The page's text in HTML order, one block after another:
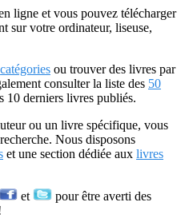
ligne et vous pouvez télécharger
sur votre ordinateur, liseuse,
catégories ou trouver des livres par
consulter la liste des 50
10 derniers livres publiés.
ou un livre spécifique, vous
Nous disposons
et une section dédiée aux livres
et
pour être averti des